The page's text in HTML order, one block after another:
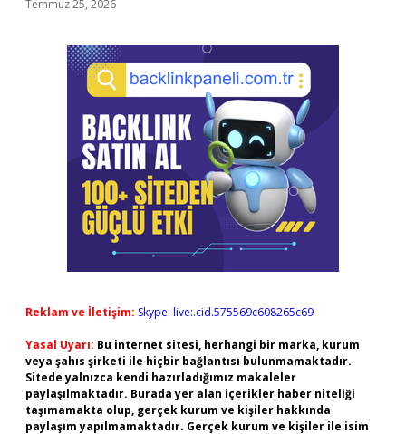
Temmuz 25, 2026
Reklam ve İletişim: Skype: live:.cid.575569c608265c69
Yasal Uyarı: Bu internet sitesi, herhangi bir marka, kurum
veya şahıs şirketi ile hiçbir bağlantısı bulunmamaktadır.
Sitede yalnızca kendi hazırladığımız makaleler
paylaşılmaktadır. Burada yer alan içerikler haber niteliği
taşımamakta olup, gerçek kurum ve kişiler hakkında
paylaşım yapılmamaktadır. Gerçek kurum ve kişiler ile isim